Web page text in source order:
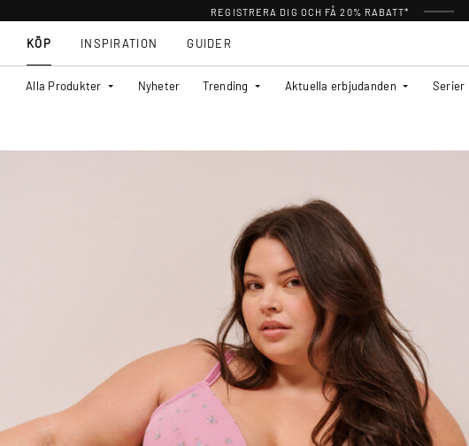
REGISTRERA DIG OCH FÅ 20% RABATT*
KÖP
Alla Produkter Nyheter Trending Aktuella erbjudanden Serier
INSPIRATION GUIDER